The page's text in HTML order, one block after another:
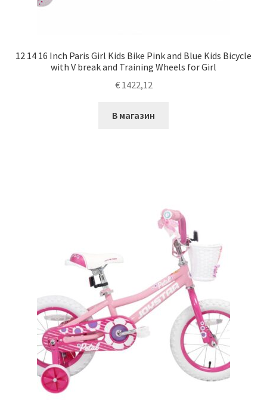
12 14 16 Inch Paris Girl Kids Bike Pink and Blue Kids Bicycle
with V break and Training Wheels for Girl
€1422,12
В магазин